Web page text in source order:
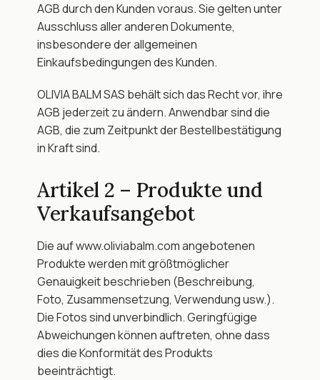
AGB durch den Kunden voraus. Sie gelten unter
Ausschluss aller anderen Dokumente,
insbesondere der allgemeinen
Einkaufsbedingungen des Kunden.
OLIVIA BALM SAS behält sich das Recht vor, ihre
AGB jederzeit zu ändern. Anwendbar sind die
AGB, die zum Zeitpunkt der Bestellbestätigung
in Kraft sind.
Artikel 2 – Produkte und
Verkaufsangebot
Die auf www.oliviabalm.com angebotenen
Produkte werden mit größtmöglicher
Genauigkeit beschrieben (Beschreibung,
Foto, Zusammensetzung, Verwendung usw.).
Die Fotos sind unverbindlich. Geringfügige
Abweichungen können auftreten, ohne dass
dies die Konformität des Produkts
beeinträchtigt.